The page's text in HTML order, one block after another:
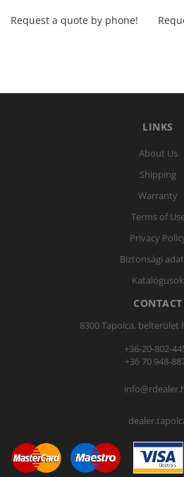
Request a quote by phone!
LINKS
About Us
Shipping
Warranty
Terms of
Privacy
Biztonsági
Katalógusok
CONTACT
8300 Tapolca, belterület
+36-20-802-
+36 70 948-